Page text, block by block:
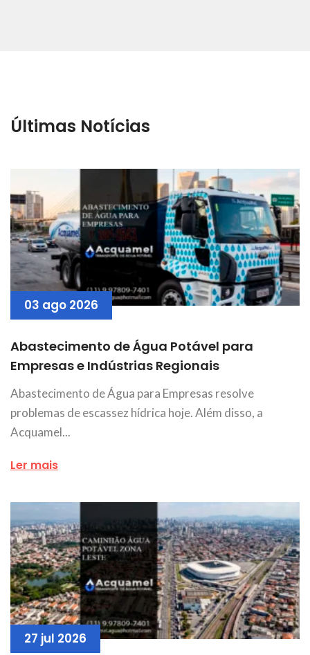
Últimas Notícias
03 ago 2026
Abastecimento de Água Potável para
Empresas e Indústrias Regionais
Abastecimento de Água para Empresas resolve
problemas de escassez hídrica hoje. Além disso, a
Acquamel...
Ler mais
27 jul 2026